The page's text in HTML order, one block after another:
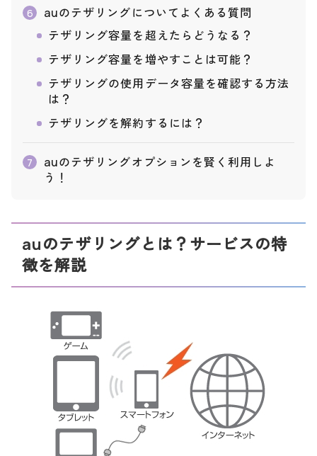
6
auのテザリングについてよくある質問
テザリング容量を超えたらどうなる？
テザリング容量を増やすことは可能？
テザリングの使用データ容量を確認する方法
は？
テザリングを解約するには？
7
auのテザリングオプションを賢く利用しよ
う！
auのテザリングとは？サービスの特
徴を解説